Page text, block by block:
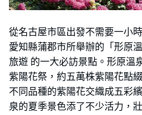
從名古屋市區出發不需要一小
愛知縣蒲郡市所舉辦的「形原
旅遊 的一大必訪景點。形原溫
紫陽花祭，約五萬株紫陽花點
不同品種的紫陽花交織成五彩
泉的夏季景色添了不少活力，